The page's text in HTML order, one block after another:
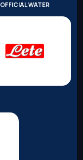
OFFICIAL WATER